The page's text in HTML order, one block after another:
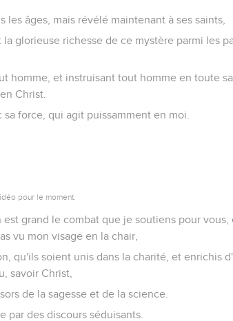
âges, mais révélé maintenant à ses saints,
glorieuse richesse de ce mystère parmi les
homme, et instruisant tout homme en toute
Christ.
force, qui agit puissamment en moi.
pour le moment.
grand le combat que je soutiens pour vous,
vu mon visage en la chair,
qu'ils soient unis dans la charité, et enrichis
savoir Christ,
de la sagesse et de la science.
par des discours séduisants.